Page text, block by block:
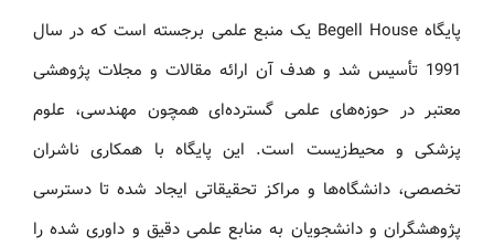
پایگاه Begell House یک منبع علمی برجسته است که در سال
1991 تأسیس شد و هدف آن ارائه مقالات و مجلات پژوهشی
معتبر در حوزه‌های علمی گسترده‌ای همچون مهندسی، علوم
پزشکی و محیط‌زیست است. این پایگاه با همکاری ناشران
تخصصی، دانشگاه‌ها و مراکز تحقیقاتی ایجاد شده تا دسترسی
پژوهشگران و دانشجویان به منابع علمی دقیق و داوری‌ شده را